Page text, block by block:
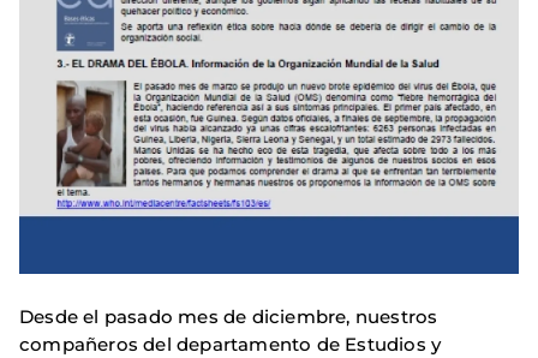
Desde el pasado mes de diciembre, nuestros
compañeros del departamento de Estudios y